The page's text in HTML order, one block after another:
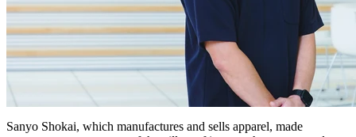
Sanyo Shokai, which manufactures and sells apparel, made